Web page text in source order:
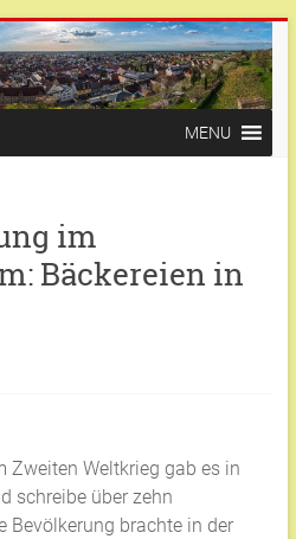
MENU
im
Bäckereien in
Zweiten Weltkrieg gab es in
schreibe über zehn
Bevölkerung brachte in der